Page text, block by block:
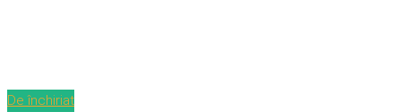
De închiriat